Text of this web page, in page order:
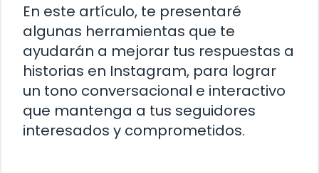
En este artículo, te presentaré
algunas herramientas que te
ayudarán a mejorar tus respuestas a
historias en Instagram, para lograr
un tono conversacional e interactivo
que mantenga a tus seguidores
interesados y comprometidos.